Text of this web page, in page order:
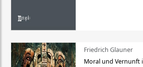
Friedrich Glauner
Moral und Vernunft